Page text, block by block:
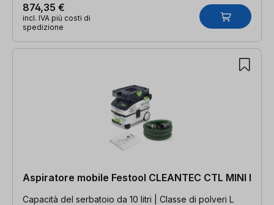
874,35 €
incl. IVA più costi di
spedizione
Aspiratore mobile Festool CLEANTEC CTL MINI I
Capacità del serbatoio da 10 litri | Classe di polveri L